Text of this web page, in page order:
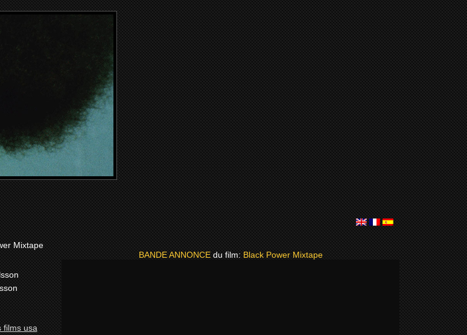
Mixtape
BANDE ANNONCE du film: Black Power Mixtape